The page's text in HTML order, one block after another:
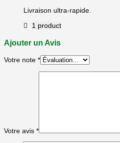
Livraison ultra-rapide.
1 product
Ajouter un Avis
Votre note *
Votre avis *